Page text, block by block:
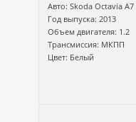
Авто: Skoda Octavia А7
Год выпуска: 2013
Объем двигателя: 1.2
Трансмиссия: МКПП
Цвет: Белый